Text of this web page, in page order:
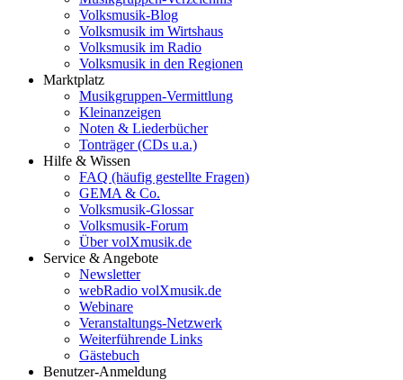
Volksmusik-Blog
Volksmusik im Wirtshaus
Volksmusik im Radio
Volksmusik in den Regionen
Marktplatz
Musikgruppen-Vermittlung
Kleinanzeigen
Noten & Liederbücher
Tonträger (CDs u.a.)
Hilfe & Wissen
FAQ (häufig gestellte Fragen)
GEMA & Co.
Volksmusik-Glossar
Volksmusik-Forum
Über volXmusik.de
Service & Angebote
Newsletter
webRadio volXmusik.de
Webinare
Veranstaltungs-Netzwerk
Weiterführende Links
Gästebuch
Benutzer-Anmeldung